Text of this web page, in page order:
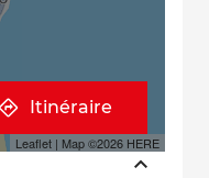
Leaflet | Map ©2026 HERE
Itinéraire